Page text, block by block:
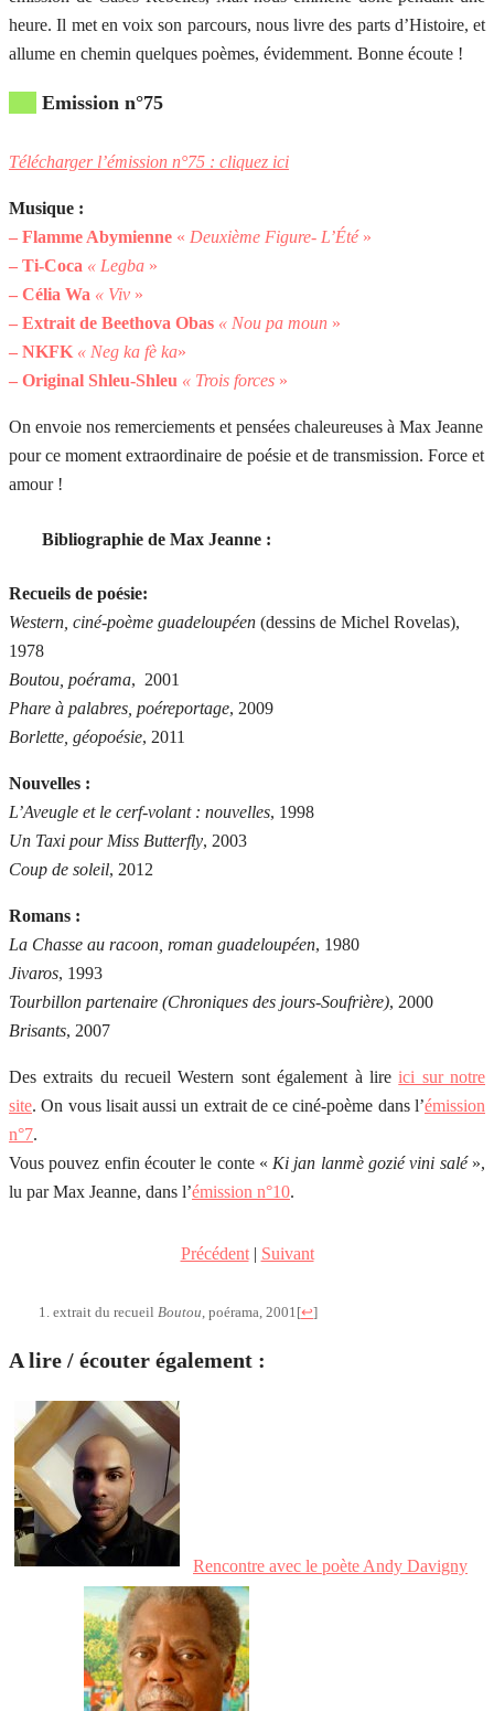
heure. Il met en voix son parcours, nous livre des parts d’Histoire, et
allume en chemin quelques poèmes, évidemment. Bonne écoute !
Emission n°75
Télécharger l’émission n°75 : cliquez ici
Musique :
– Flamme Abymienne « Deuxième Figure- L’Été»
– Ti-Coca « Legba »
– Célia Wa « Viv »
– Extrait de Beethova Obas « Nou pa moun »
– NKFK « Neg ka fè ka»
– Original Shleu-Shleu « Trois forces »
On envoie nos remerciements et pensées chaleureuses à Max Jeanne
pour ce moment extraordinaire de poésie et de transmission. Force et
amour !
Bibliographie de Max Jeanne :
Recueils de poésie:
Western, ciné-poème guadeloupéen (dessins de Michel Rovelas),
1978
Boutou, poérama, 2001
Phare à palabres, poéreportage, 2009
Borlette, géopoésie, 2011
Nouvelles :
L’Aveugle et le cerf-volant : nouvelles, 1998
Un Taxi pour Miss Butterfly, 2003
Coup de soleil, 2012
Romans :
La Chasse au racoon, roman guadeloupéen, 1980
Jivaros, 1993
Tourbillon partenaire (Chroniques des jours-Soufrière), 2000
Brisants, 2007
Des extraits du recueil Western sont également à lireici sur notre
site. On vous lisait aussi un extrait de ce ciné-poème dans l’émission
n°7.
Vous pouvez enfin écouter le conte « Ki jan lanmè gozié vini salé»,
lu par Max Jeanne, dans l’émission n°10.
Précédent| Suivant
extrait du recueil Boutou , poérama, 2001 [↩]
A lire / écouter également :
Rencontre avec le poète Andy Davigny